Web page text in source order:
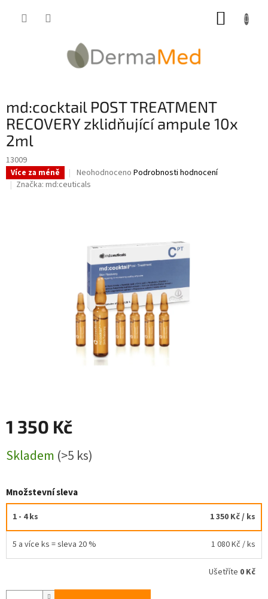
md:cocktail POST TREATMENT
RECOVERY zklidňující ampule 10x
2ml
13009
Více za méně
Průměrné
hodnocení
hvězdiček.
Neohodnoceno Podrobnosti hodnocení
Značka: md:ceuticals
1 350 Kč
cena:
Skladem (>5 ks)
Množstevní sleva
1 - 4 ks 1 350 Kč/ ks
5 a více ks = sleva 20 % 1 080 Kč / ks
Ušetříte 0 Kč